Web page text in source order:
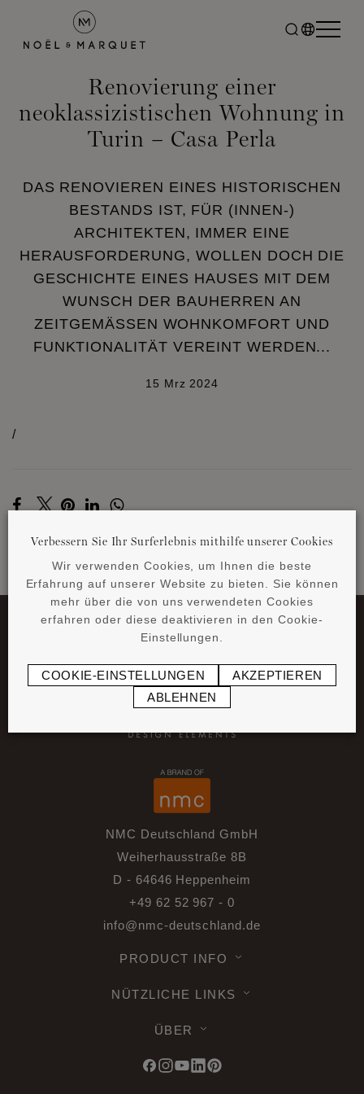
Renovierung einer
neoklassizistischen Wohnung in
Turin – Casa Perla
DAS RENOVIEREN EINES HISTORISCHEN
BESTANDS IST, FÜR (INNEN-)
ARCHITEKTEN, IMMER EINE
HERAUSFORDERUNG, WOLLEN DOCH DIE
GESCHICHTE EINES HAUSES MIT DEM
WUNSCH DER BAUHERREN AN
ZEITGEMÄSSEN WOHNKOMFORT UND F
UNKTIONALITÄT VEREINT WERDEN...
15 Mrz 2024
/
ZURÜCK ZU DEN NEWS
NMC Deutschland GmbH
Weiherhausstraße 8B
D - 64646 Heppenheim
+49 62 52 967 - 0
info@nmc-deutschland.de
PRODUCT INFO
NÜTZLICHE LINKS
ÜBER
Verbessern Sie Ihr Surferlebnis mithilfe unserer Cookies
Wir verwenden Cookies, um Ihnen die beste
Erfahrung auf unserer Website zu bieten. Sie können
mehr über die von uns verwendeten Cookies
erfahren oder diese deaktivieren in den Cookie-
Einstellungen.
COOKIE-EINSTELLUNGEN
AKZEPTIEREN
ABLEHNEN